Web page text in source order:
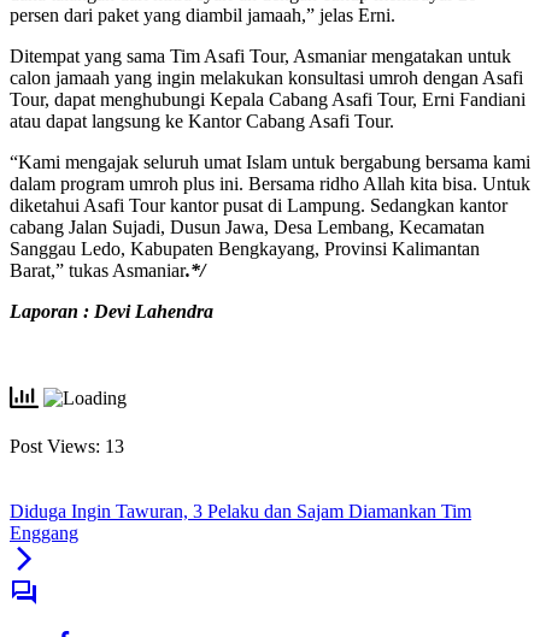
persen dari paket yang diambil jamaah,” jelas Erni.
Ditempat yang sama Tim Asafi Tour, Asmaniar mengatakan untuk
calon jamaah yang ingin melakukan konsultasi umroh dengan Asafi
Tour, dapat menghubungi Kepala Cabang Asafi Tour, Erni Fandiani
atau dapat langsung ke Kantor Cabang Asafi Tour.
“Kami mengajak seluruh umat Islam untuk bergabung bersama kami
dalam program umroh plus ini. Bersama ridho Allah kita bisa. Untuk
diketahui Asafi Tour kantor pusat di Lampung. Sedangkan kantor
cabang Jalan Sujadi, Dusun Jawa, Desa Lembang, Kecamatan
Sanggau Ledo, Kabupaten Bengkayang, Provinsi Kalimantan
Barat,” tukas Asmaniar.*/
Laporan : Devi Lahendra
Post Views: 13
Diduga Ingin Tawuran, 3 Pelaku dan Sajam Diamankan Tim
Enggang